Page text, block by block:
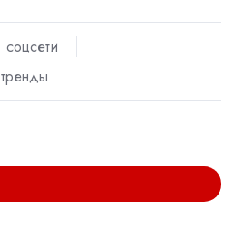
соцсети
тренды